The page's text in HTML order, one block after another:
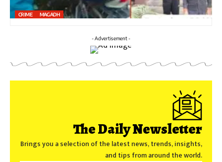
CRIME MAGADH
- Advertisement -
The Daily Newsletter
Brings you a selection of the latest news, trends, insights,
and tips from around the world.